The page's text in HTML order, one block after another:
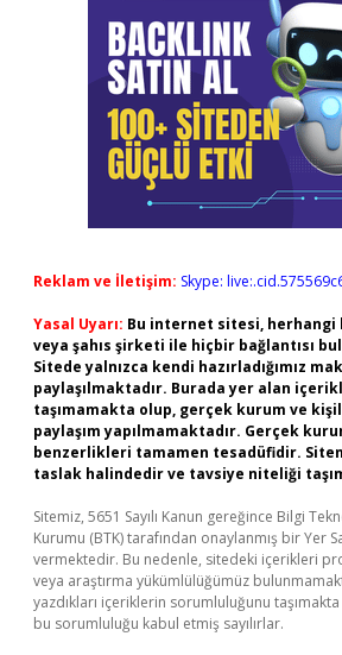
Reklam ve İletişim: Skype:
Yasal Uyarı: Bu internet sitesi, herhangi
veya şahıs şirketi ile hiçbir bağlantısı
Sitede yalnızca kendi hazırladığımız
paylaşılmaktadır. Burada yer alan
taşımamakta olup, gerçek kurum ve
paylaşım yapılmamaktadır. Gerçek
benzerlikleri tamamen tesadüfidir.
taslak halindedir ve tavsiye niteliği
Sitemiz, 5651 Sayılı Kanun gereğince Bilgi
Kurumu (BTK) tarafından onaylanmış bir Yer
vermektedir. Bu nedenle, sitedeki içerikleri
veya araştırma yükümlülüğümüz
yazdıkları içeriklerin sorumluluğunu
bu sorumluluğu kabul etmiş sayılırlar.